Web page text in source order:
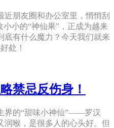
朋友圈和办公室里，悄悄刮
小的“神仙果”，正成为越来
底有什么魔力？今天我们就来
处！
禁忌反伤身！
界的“甜味小神仙”——罗汉
润喉，是很多人的心头好。但